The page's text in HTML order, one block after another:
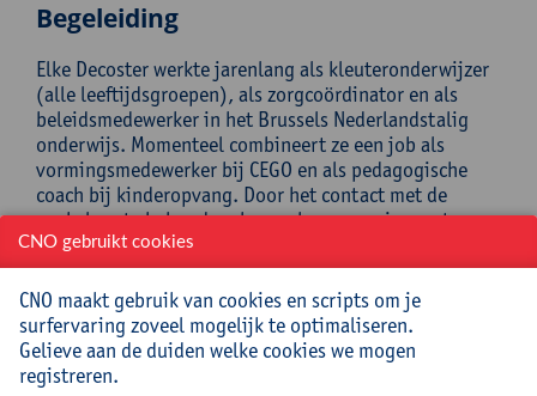
Begeleiding
Elke Decoster werkte jarenlang als kleuteronderwijzer
(alle leeftijdsgroepen), als zorgcoördinator en als
beleidsmedewerker in het Brussels Nederlandstalig
onderwijs. Momenteel combineert ze een job als
vormingsmedewerker bij CEGO en als pedagogische
coach bij kinderopvang. Door het contact met de
werkvloer te behouden, kan ze haar ervaring met
anderstalige peuters aan de praktijk blijven aftoetsen.
Praktisch
Cursuscode: 26/KLE/051A
CNO gebruikt cookies
CNO maakt gebruik van cookies en scripts om je
surfervaring zoveel mogelijk te optimaliseren.
Gelieve aan de duiden welke cookies we mogen
registreren.